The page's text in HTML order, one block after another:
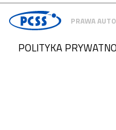
PRAWA
POLITYKA